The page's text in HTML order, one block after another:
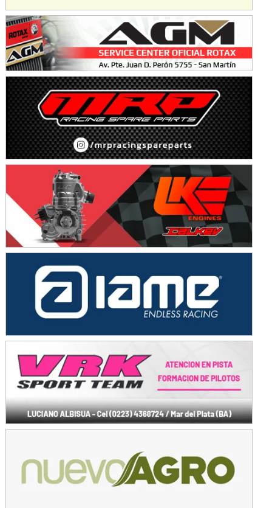
KDO - F6
Ciudad de Trenque Lauquen (Asfalto)
Trenque Lauquen (Buenos Aires)
ENTRERRIANO - F6 (POSTERGADA)
Parque de la Velocidad (Asfalto)
Villaguay (Entre Ríos)
VICTORIENSE - F7
El Cerro (Tierra)
Victoria (Entre Ríos)
PATAGONICO - F6
Moto Club Reginense (Tierra)
Gral. E. Godoy (Río Negro)
CSK - F7
Juventud Unida (Tierra)
Humboldt (Santa Fe)
NORESTE SANTAFESINO - F6
Ciudad de Avellaneda (Asfalto)
Avellaneda (Santa Fe)
SUR SANTAFESINO - F4
José Samuel Sánchez (Tierra)
Rufino (Santa Fe)
Juan Navarro (Asfalto)
El Timbó (Tucumán)